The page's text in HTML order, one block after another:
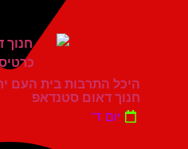
היכל התרבות בית העם ירושלים
חנוך דאום סטנדאפ
יום ד'